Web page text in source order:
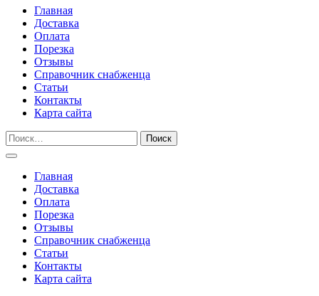
Главная
Доставка
Оплата
Порезка
Отзывы
Справочник снабженца
Статьи
Контакты
Карта сайта
Главная
Доставка
Оплата
Порезка
Отзывы
Справочник снабженца
Статьи
Контакты
Карта сайта